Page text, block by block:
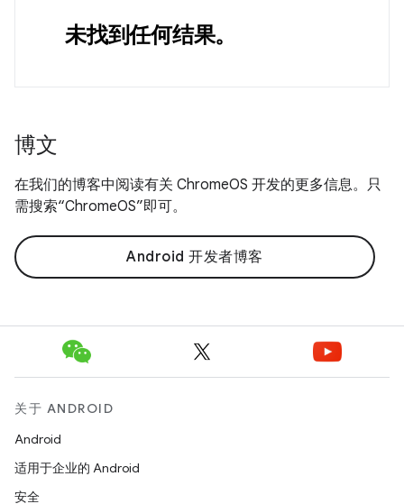
未找到任何结果。
博文
在我们的博客中阅读有关 ChromeOS 开发的更多信息。只
需搜索“ChromeOS”即可。
Android 开发者博客
关于 ANDROID
Android
适用于企业的 Android
安全